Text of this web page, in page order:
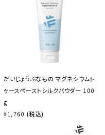
だいじょうぶなもの マグネシウムト
ゥースペーストシルクパウダー 100
g
¥1,760 (税込)